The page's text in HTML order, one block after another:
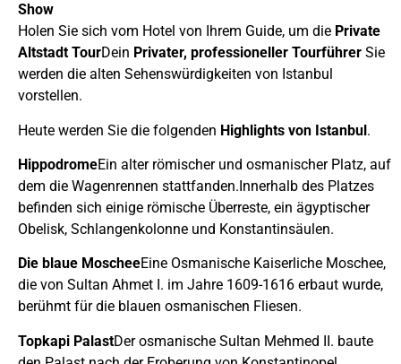
Show
Holen Sie sich vom Hotel von Ihrem Guide, um die Private
Altstadt TourDein Privater, professioneller Tourführer Sie
werden die alten Sehenswürdigkeiten von Istanbul
vorstellen.
Heute werden Sie die folgenden Highlights von Istanbul.
HippodromeEin alter römischer und osmanischer Platz, auf
dem die Wagenrennen stattfanden.Innerhalb des Platzes
befinden sich einige römische Überreste, ein ägyptischer
Obelisk, Schlangenkolonne und Konstantinsäulen.
Die blaue MoscheeEine Osmanische Kaiserliche Moschee,
die von Sultan Ahmet I. im Jahre 1609-1616 erbaut wurde,
berühmt für die blauen osmanischen Fliesen.
Topkapi PalastDer osmanische Sultan Mehmed II. baute